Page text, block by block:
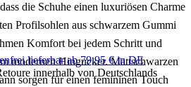
die Schuhe einen luxuriösen Charme
Profilsohlen aus schwarzem Gummi
Komfort bei jedem Schritt und
modernen Hingucker. Mattschwarzen
sorgen für einen femininen Touch
lieferbar ab 79,95 € in DE
innerhalb von Deutschlands